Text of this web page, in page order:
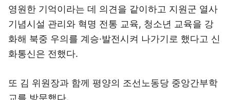
영원한 기억이라는 데 의견을 같이하고 지원군 열사
기념시설 관리와 혁명 전통 교육, 청소년 교육을 강
화해 북중 우의를 계승·발전시켜 나가기로 했다고 신
화통신은 전했다.
또 김 위원장과 함께 평양의 조선노동당 중앙간부학
교를 방문했다.